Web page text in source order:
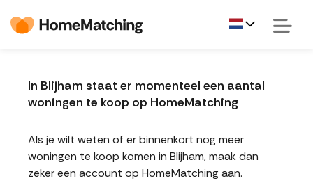
In Blijham staat er momenteel een aantal
woningen te koop op HomeMatching
Als je wilt weten of er binnenkort nog meer
woningen te koop komen in Blijham, maak dan
zeker een account op HomeMatching aan.